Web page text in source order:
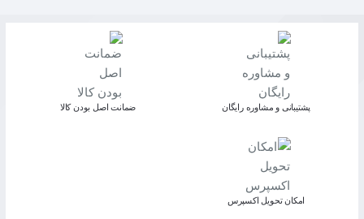
پشتیبانی و مشاوره رایگان ﺿﻤﺎﻧﺖ اﺻﻞ ﺑﻮدن ﮐﺎﻟﺎ
اﻣﮑﺎن ﺗﺤﻮﯾﻞ اﮐﺴﭙﺮس